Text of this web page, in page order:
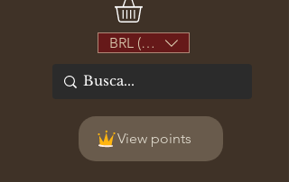
BRL (R$)
View points